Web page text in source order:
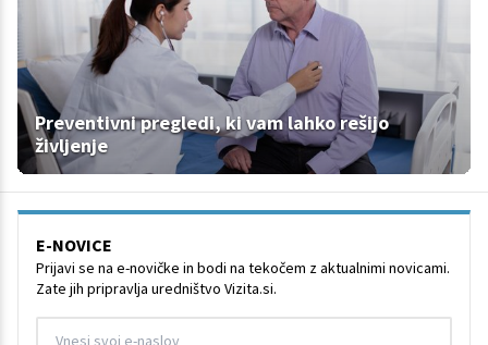
Preventivni pregledi, ki vam lahko rešijo
življenje
E-NOVICE
Prijavi se na e-novičke in bodi na tekočem z aktualnimi novicami.
Zate jih pripravlja uredništvo Vizita.si.